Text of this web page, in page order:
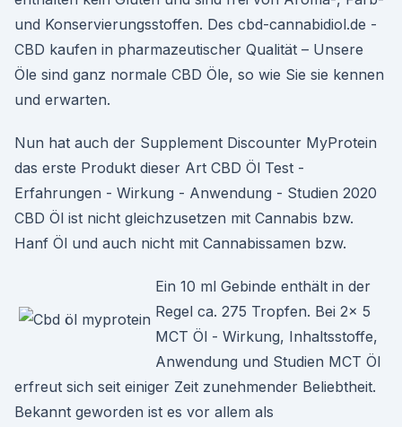
und Konservierungsstoffen. Des cbd-cannabidiol.de -
CBD kaufen in pharmazeutischer Qualität – Unsere
Öle sind ganz normale CBD Öle, so wie Sie sie kennen
und erwarten.
Nun hat auch der Supplement Discounter MyProtein
das erste Produkt dieser Art CBD Öl Test -
Erfahrungen - Wirkung - Anwendung - Studien 2020
CBD Öl ist nicht gleichzusetzen mit Cannabis bzw.
Hanf Öl und auch nicht mit Cannabissamen bzw.
Ein 10 ml Gebinde enthält in der
Regel ca. 275 Tropfen. Bei 2x 5
MCT Öl - Wirkung, Inhaltsstoffe,
Anwendung und Studien MCT Öl
erfreut sich seit einiger Zeit zunehmender Beliebtheit.
Bekannt geworden ist es vor allem als